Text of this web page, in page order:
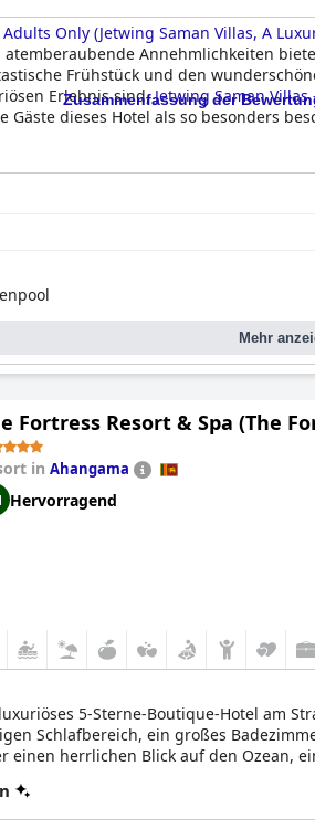
Only (Jetwing Saman Villas, A
Annehmlichkeiten
Frühstück und den
Erlebnis sind,Jetwing Saman
Gäste dieses Hotel als so besonders
Zusammenfassung der
Mehr
Fortress Resort & Spa (The
in Ahangama
Hervorragend
5-Sterne-Boutique-Hotel am
Schlafbereich, ein großes
herrlichen Blick auf den Ozean,
Billard zur Verfügung, und es besteht
Tag voller Aktivitäten können Sie